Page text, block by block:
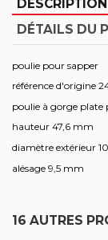
DESCRIPTION
DÉTAILS DU
poulie pour sapper
référence d'origine
poulie à gorge plate
hauteur 47,6 mm
diamètre extérieur
alésage 9,5 mm
16 AUTRES